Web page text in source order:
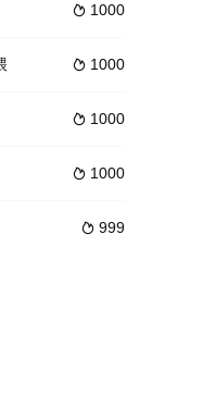
 1000
 1000
 1000
 1000
 999